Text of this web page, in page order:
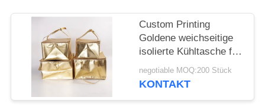
Custom Printing
Goldene weichseitige
isolierte Kühltasche für
ein Picknick mit
Außentür
negotiable MOQ:200 Stück
KONTAKT